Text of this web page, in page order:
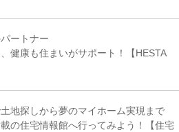
ートナー
健康も住まいがサポート！【HESTA
地探しから夢のマイホーム実現まで
の住宅情報館へ行ってみよう！【住宅